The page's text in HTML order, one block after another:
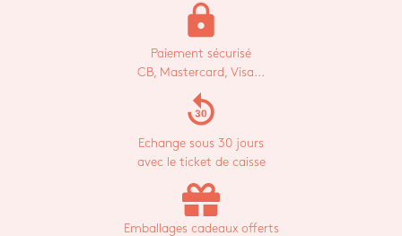
lock
Paiement sécurisé
CB, Mastercard, Visa...
replay_30
Echange sous 30 jours
avec le ticket de caisse
Emballages cadeaux offerts